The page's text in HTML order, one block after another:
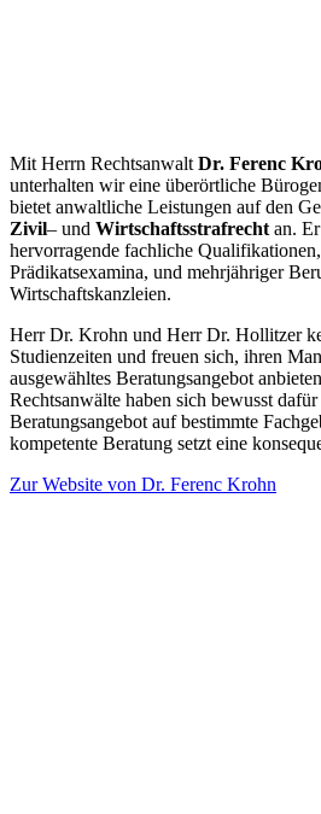
Mit Herrn Rechtsanwalt Dr. Ferenc
unterhalten wir eine überörtliche
bietet anwaltliche Leistungen auf den
Zivil– und Wirtschaftsstrafrecht an.
hervorragende fachliche
Prädikatsexamina, und mehrjähriger
Wirtschaftskanzleien.
Herr Dr. Krohn und Herr Dr. Hollitzer
Studienzeiten und freuen sich, ihren
ausgewähltes Beratungsangebot
Rechtsanwälte haben sich bewusst
Beratungsangebot auf bestimmte
kompetente Beratung setzt eine
Zur Website von Dr. Ferenc Krohn